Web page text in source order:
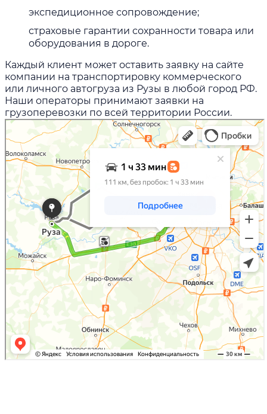
экспедиционное сопровождение;
страховые гарантии сохранности товара или
оборудования в дороге.
Каждый клиент может оставить заявку на сайте
компании на транспортировку коммерческого
или личного автогруза из Рузы в любой город РФ.
Наши операторы принимают заявки на
грузоперевозки по всей территории России.